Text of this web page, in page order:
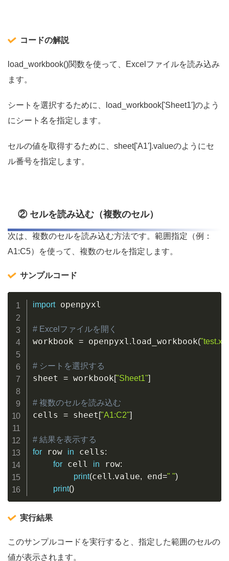
コードの解説
load_workbook()関数を使って、Excelファイルを読み込み
ます。
シートを選択するために、load_workbook['Sheet1']のよう
にシート名を指定します。
セルの値を取得するために、sheet['A1'].valueのようにセ
ル番号を指定します。
② セルを読み込む（複数のセル）
次は、複数のセルを読み込む方法です。範囲指定（例：
A1:C5）を使って、複数のセルを指定します。
サンプルコード
import openpyxl
# Excelファイルを開く
workbook = openpyxl .load_workbook(
# シートを選択する
sheet = workbook["Sheet1"]
# 複数のセルを読み込む
cells = sheet ["A1:C2"]
# 結果を表示する
for row in cells:
for cell in row:
print(cell .value, end=" ")
print()
実行結果
このサンプルコードを実行すると、指定した範囲のセルの
値が表示されます。